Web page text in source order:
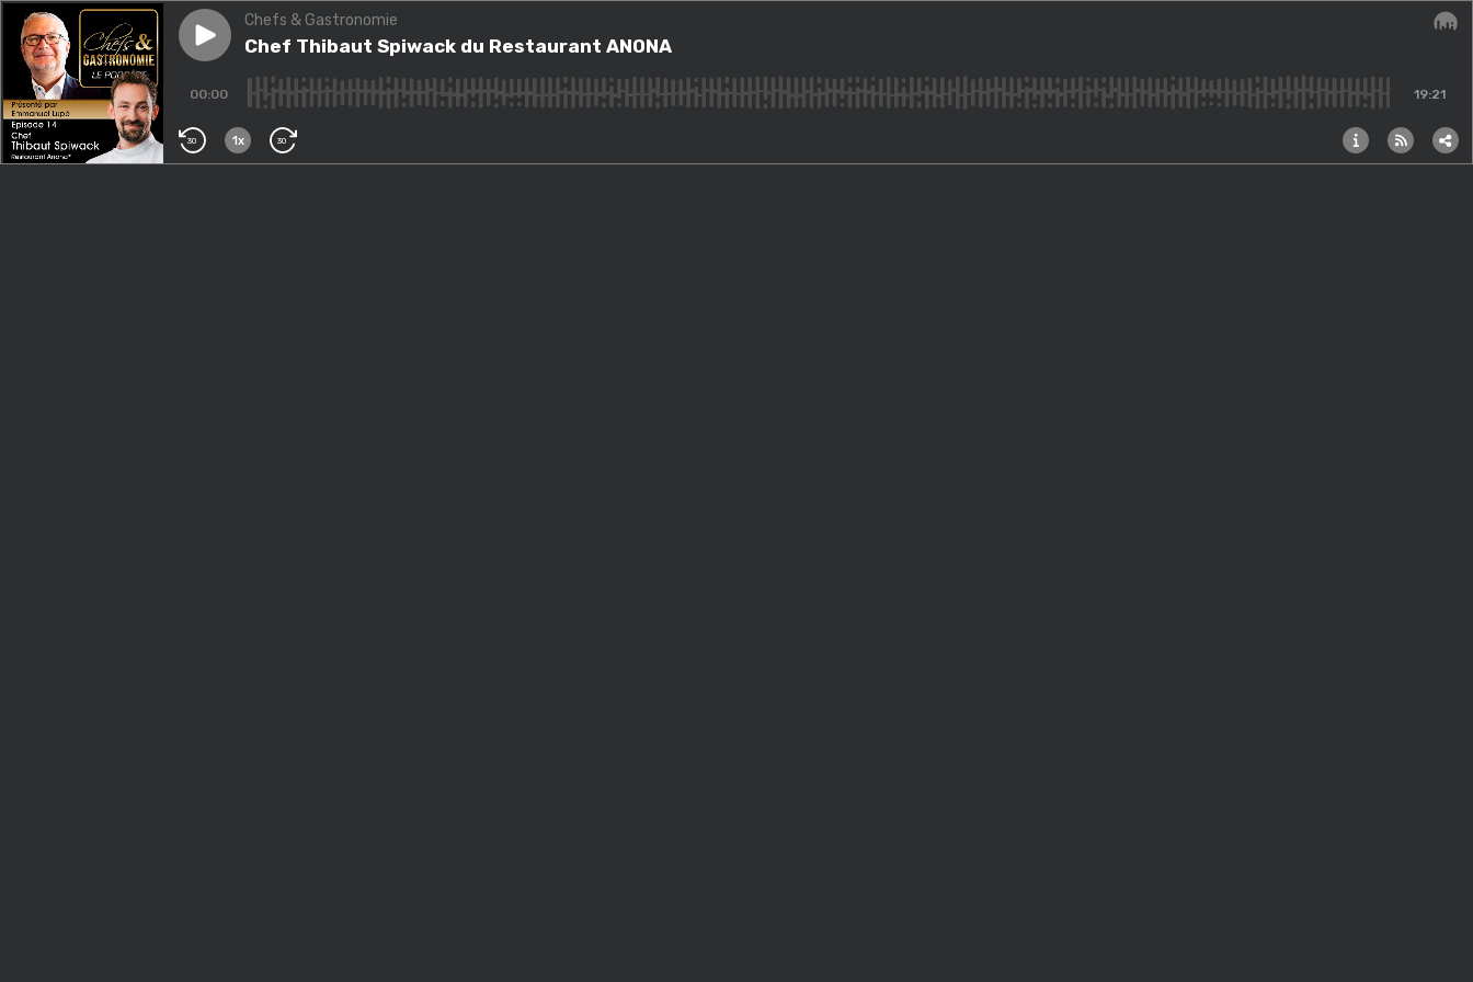
Play episodeChef Thibaut Spiwack du Restaurant ANONA
Chefs & Gastronomie
Chef Thibaut Spiwack du Restaurant ANONA
00:00 19:21
30 1x 30